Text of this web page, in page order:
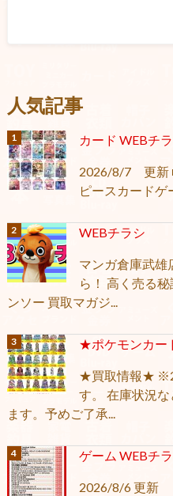
人気記事
カード WEBチ
2026/8/7 更新
ピースカード
WEBチラシ
マンガ倉庫武雄
ら！ 高く売る
ンソー 買取マガジ...
★ポケモンカー
★買取情報★
す。 在庫状況
ます。予めご了承...
ゲーム WEBチ
2026/8/6 更新